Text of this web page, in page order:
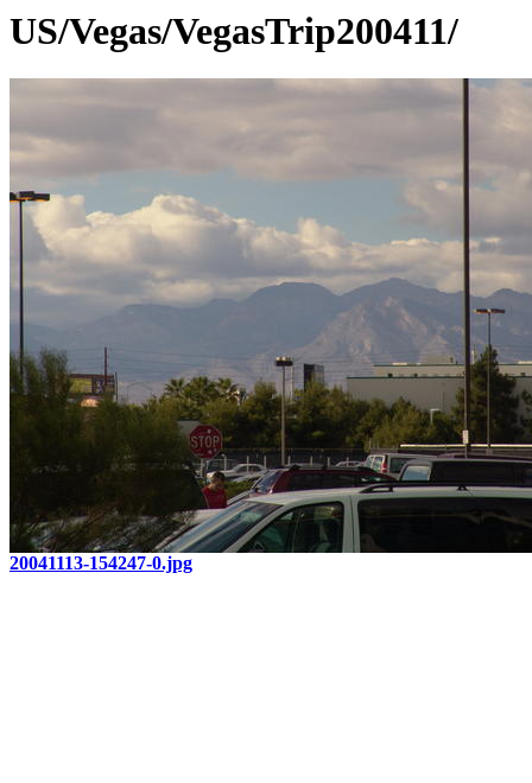
US/Vegas/VegasTrip200411/
20041113-154247-0.jpg